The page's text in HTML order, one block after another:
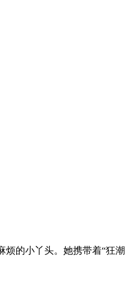
的小丫头。她携带着“狂